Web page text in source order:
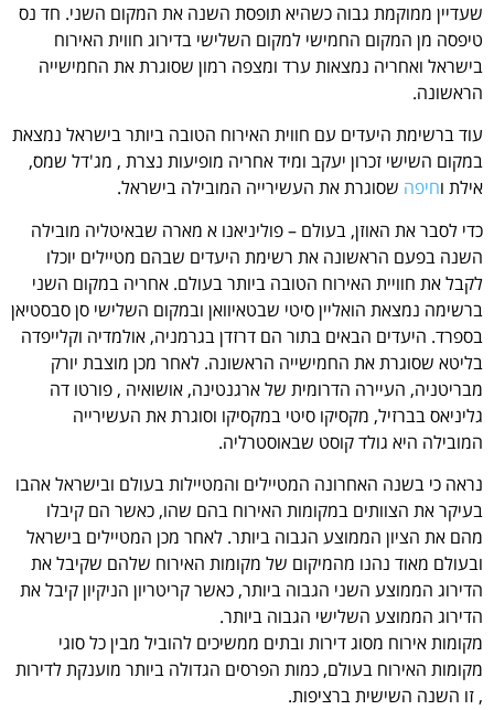
שעדיין ממוקמת גבוה כשהיא תופסת השנה את המקום השני. חד נס
טיפסה מן המקום החמישי למקום השלישי בדירוג חווית האירוח
בישראל ואחריה נמצאות ערד ומצפה רמון שסוגרת את החמישייה
הראשונה.
עוד ברשימת היעדים עם חווית האירוח הטובה ביותר בישראל נמצאת
במקום השישי זכרון יעקב ומיד אחריה מופיעות נצרת , מג'דל שמס,
אילת וחיפה שסוגרת את העשירייה המובילה בישראל.
כדי לסבר את האוזן, בעולם – פוליניאנו א מארה שבאיטליה מובילה
השנה בפעם הראשונה את רשימת היעדים שבהם מטיילים יוכלו
לקבל את חוויית האירוח הטובה ביותר בעולם. אחריה במקום השני
ברשימה נמצאת הואליין סיטי שבטאיוואן ובמקום השלישי סן סבסטיאן
בספרד. היעדים הבאים בתור הם דרזדן בגרמניה, אולמדיה וקלייפדה
בליטא שסוגרת את החמישייה הראשונה. לאחר מכן מוצבת יורק
מבריטניה, העיירה הדרומית של ארגנטינה, אושואיה , פורטו דה
גליניאס בברזיל, מקסיקו סיטי במקסיקו וסוגרת את העשירייה
המובילה היא גולד קוסט שבאוסטרליה.
נראה כי בשנה האחרונה המטיילים והמטיילות בעולם ובישראל אהבו
בעיקר את הצוותים במקומות האירוח בהם שהו, כאשר הם קיבלו
מהם את הציון הממוצע הגבוה ביותר. לאחר מכן המטיילים בישראל
ובעולם מאוד נהנו מהמיקום של מקומות האירוח שלהם שקיבל את
הדירוג הממוצע השני הגבוה ביותר, כאשר קריטריון הניקיון קיבל את
הדירוג הממוצע השלישי הגבוה ביותר.
מקומות אירוח מסוג דירות ובתים ממשיכים להוביל מבין כל סוגי
מקומות האירוח בעולם, כמות הפרסים הגדולה ביותר מוענקת לדירות
, זו השנה השישית ברציפות.